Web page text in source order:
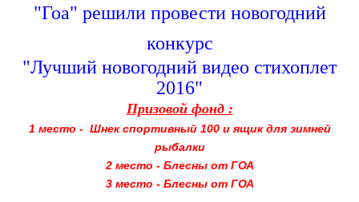
"Гоа" решили провести новогодний
конкурс
"Лучший новогодний видео стихоплет
2016"
Призовой фонд :
1 место - Шнек спортивный 100 и ящик для зимней
рыбалки
2 место - Блесны от ГОА
3 место - Блесны от ГОА